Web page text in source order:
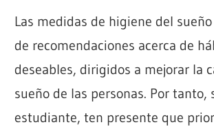
Las medidas de higiene del
de recomendaciones acerca de
deseables, dirigidos a mejorar la
sueño de las personas. Por tanto,
estudiante, ten presente que